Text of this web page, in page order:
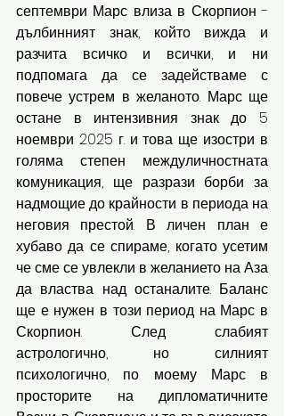
септември Марс влиза в Скорпион -
дълбинният знак, който вижда и
разчита всичко и всички, и ни
подпомага да се задействаме с
повече устрем в желаното. Марс ще
остане в интензивния знак до 5
ноември 2025 г. и това ще изостри в
голяма степен междуличностната
комуникация, ще разрази борби за
надмощие до крайности в периода на
неговия престой. В личен план е
хубаво да се спираме, когато усетим
че сме се увлекли в желанието на Аза
да властва над останалите. Баланс
ще е нужен в този период на Марс в
Скорпион. След слабият
астрологично, но силният
психологично, по моему Марс в
просторите на дипломатичните